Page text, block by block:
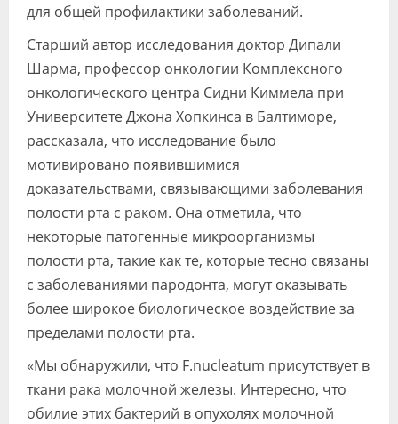
для общей профилактики заболеваний.
Старший автор исследования доктор Дипали
Шарма, профессор онкологии Комплексного
онкологического центра Сидни Киммела при
Университете Джона Хопкинса в Балтиморе,
рассказала, что исследование было
мотивировано появившимися
доказательствами, связывающими заболевания
полости рта с раком. Она отметила, что
некоторые патогенные микроорганизмы
полости рта, такие как те, которые тесно связаны
с заболеваниями пародонта, могут оказывать
более широкое биологическое воздействие за
пределами полости рта.
«Мы обнаружили, что F.nucleatum присутствует в
ткани рака молочной железы. Интересно, что
обилие этих бактерий в опухолях молочной